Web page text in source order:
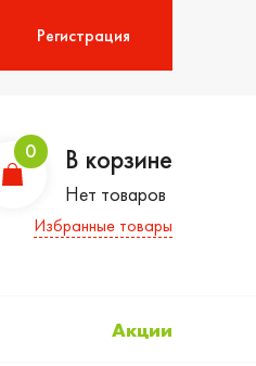
Регистрация
0 В корзине
Нет товаров
Избранные товары
Акции